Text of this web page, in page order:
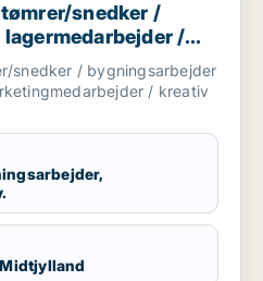
snedker /
/
/ kreativ
snedker / bygningsarbejder
/ kreativ